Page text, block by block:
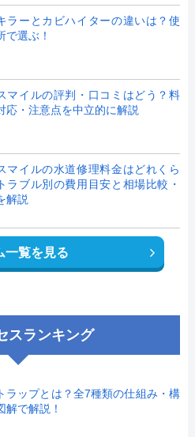
ラーとカビハイターの違いは？使
で選ぶ！
マイルの評判・口コミはどう？料
応・注意点を中立的に解説
マイルの水道修理料金はどれくら
ラブル別の費用目安と相場比較・
解説
一覧を見る
スランキング
ラップとは？全7種類の仕組み・構
解で解説！